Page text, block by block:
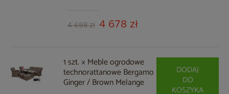
4 698 zł 4 678 zł
1 szt. × Meble ogrodowe
technorattanowe Bergamo
Ginger / Brown Melange
DODAJ
DO
KOSZYKA